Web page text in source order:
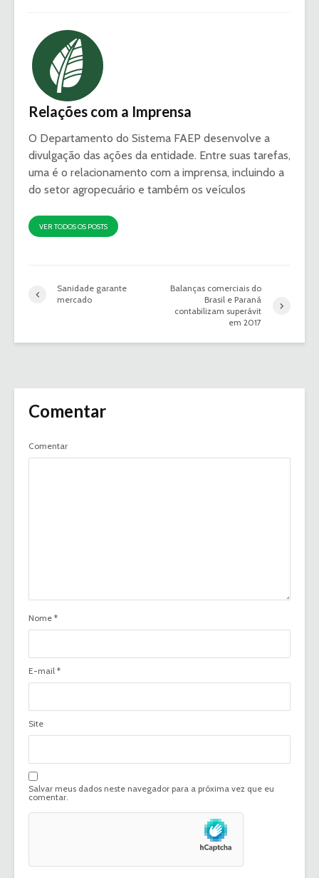
Relações com a Imprensa
O Departamento do Sistema FAEP desenvolve a
divulgação das ações da entidade. Entre suas tarefas,
uma é o relacionamento com a imprensa, incluindo a
do setor agropecuário e também os veículos
VER TODOS OS POSTS
Sanidade garante
mercado
Balanças comerciais do
Brasil e Paraná
contabilizam superávit
em 2017
Comentar
Comentar
Nome *
E-mail *
Site
Salvar meus dados neste navegador para a próxima vez que eu
comentar.